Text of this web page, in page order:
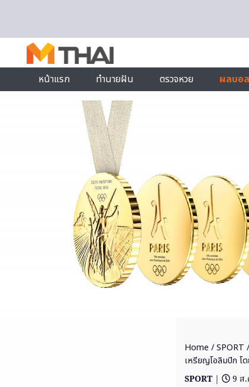
หน้าแรก
ทำนายฝัน ตรวจหวย ผลบอล
Home /SPORT
เหรียญโอลิมปิก โ
SPORT |
9 ส